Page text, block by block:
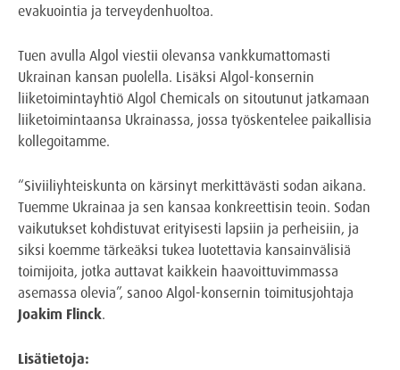
evakuointia ja terveydenhuoltoa.
Tuen avulla Algol viestii olevansa vankkumattomasti
Ukrainan kansan puolella. Lisäksi Algol-konsernin
liiketoimintayhtiö Algol Chemicals on sitoutunut jatkamaan
liiketoimintaansa Ukrainassa, jossa työskentelee paikallisia
kollegoitamme.
“Siviiliyhteiskunta on kärsinyt merkittävästi sodan aikana.
Tuemme Ukrainaa ja sen kansaa konkreettisin teoin. Sodan
vaikutukset kohdistuvat erityisesti lapsiin ja perheisiin, ja
siksi koemme tärkeäksi tukea luotettavia kansainvälisiä
toimijoita, jotka auttavat kaikkein haavoittuvimmassa
asemassa olevia”, sanoo Algol-konsernin toimitusjohtaja
Joakim Flinck.
Lisätietoja: